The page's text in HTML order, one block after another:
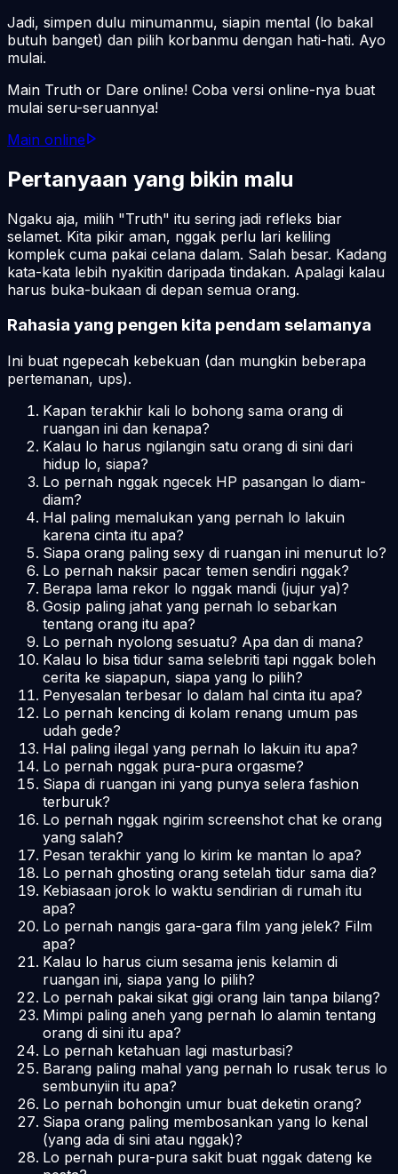
Jadi, simpen dulu minumanmu, siapin mental (lo bakal
butuh banget) dan pilih korbanmu dengan hati-hati. Ayo
mulai.
Main Truth or Dare online! Coba versi online-nya buat
mulai seru-seruannya!
Main online
Pertanyaan yang bikin malu
Ngaku aja, milih "Truth" itu sering jadi refleks biar
selamet. Kita pikir aman, nggak perlu lari keliling
komplek cuma pakai celana dalam. Salah besar. Kadang
kata-kata lebih nyakitin daripada tindakan. Apalagi kalau
harus buka-bukaan di depan semua orang.
Rahasia yang pengen kita pendam selamanya
Ini buat ngepecah kebekuan (dan mungkin beberapa
pertemanan, ups).
Kapan terakhir kali lo bohong sama orang di
ruangan ini dan kenapa?
Kalau lo harus ngilangin satu orang di sini dari
hidup lo, siapa?
Lo pernah nggak ngecek HP pasangan lo diam-
diam?
Hal paling memalukan yang pernah lo lakuin
karena cinta itu apa?
Siapa orang paling sexy di ruangan ini menurut lo?
Lo pernah naksir pacar temen sendiri nggak?
Berapa lama rekor lo nggak mandi (jujur ya)?
Gosip paling jahat yang pernah lo sebarkan
tentang orang itu apa?
Lo pernah nyolong sesuatu? Apa dan di mana?
Kalau lo bisa tidur sama selebriti tapi nggak boleh
cerita ke siapapun, siapa yang lo pilih?
Penyesalan terbesar lo dalam hal cinta itu apa?
Lo pernah kencing di kolam renang umum pas
udah gede?
Hal paling ilegal yang pernah lo lakuin itu apa?
Lo pernah nggak pura-pura orgasme?
Siapa di ruangan ini yang punya selera fashion
terburuk?
Lo pernah nggak ngirim screenshot chat ke orang
yang salah?
Pesan terakhir yang lo kirim ke mantan lo apa?
Lo pernah ghosting orang setelah tidur sama dia?
Kebiasaan jorok lo waktu sendirian di rumah itu
apa?
Lo pernah nangis gara-gara film yang jelek? Film
apa?
Kalau lo harus cium sesama jenis kelamin di
ruangan ini, siapa yang lo pilih?
Lo pernah pakai sikat gigi orang lain tanpa bilang?
Mimpi paling aneh yang pernah lo alamin tentang
orang di sini itu apa?
Lo pernah ketahuan lagi masturbasi?
Barang paling mahal yang pernah lo rusak terus lo
sembunyiin itu apa?
Lo pernah bohongin umur buat deketin orang?
Siapa orang paling membosankan yang lo kenal
(yang ada di sini atau nggak)?
Lo pernah pura-pura sakit buat nggak dateng ke